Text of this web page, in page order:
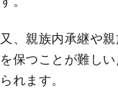
又、親族内承継や
を保つことが難し
られます。